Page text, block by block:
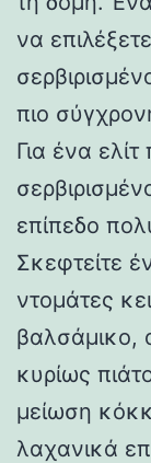
να
πιο
Για ένα
επίπεδο
Σκεφτείτε
ντομάτες
βαλσάμικο,
κυρίως
μείωση
λαχανικά